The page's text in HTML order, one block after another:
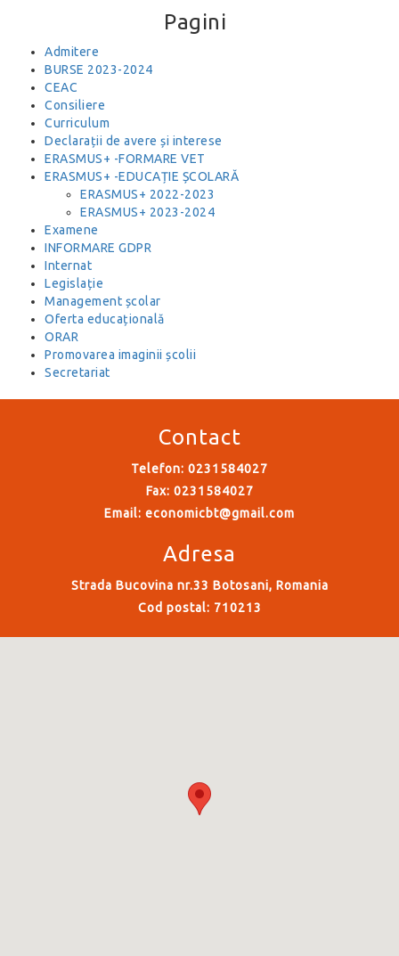
Pagini
Admitere
BURSE 2023-2024
CEAC
Consiliere
Curriculum
Declarații de avere și interese
ERASMUS+ -FORMARE VET
ERASMUS+ -EDUCAȚIE ȘCOLARĂ
ERASMUS+ 2022-2023
ERASMUS+ 2023-2024
Examene
INFORMARE GDPR
Internat
Legislație
Management școlar
Oferta educațională
ORAR
Promovarea imaginii școlii
Secretariat
Contact
Telefon: 0231584027
Fax: 0231584027
Email: economicbt@gmail.com
Adresa
Strada Bucovina nr.33 Botosani, Romania
Cod postal: 710213